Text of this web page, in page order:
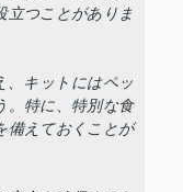
立つことがありま
、キットにはペッ
。特に、特別な食
備えておくことが